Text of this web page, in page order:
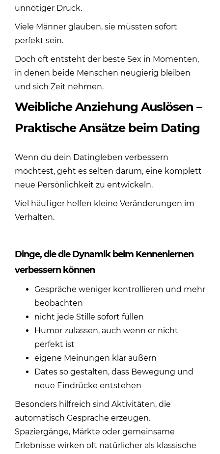
unnötiger Druck.
Viele Männer glauben, sie müssten sofort
perfekt sein.
Doch oft entsteht der beste Sex in Momenten,
in denen beide Menschen neugierig bleiben
und sich Zeit nehmen.
Weibliche Anziehung Auslösen –
Praktische Ansätze beim Dating
Wenn du dein Datingleben verbessern
möchtest, geht es selten darum, eine komplett
neue Persönlichkeit zu entwickeln.
Viel häufiger helfen kleine Veränderungen im
Verhalten.
Dinge, die die Dynamik beim Kennenlernen
verbessern können
Gespräche weniger kontrollieren und mehr
beobachten
nicht jede Stille sofort füllen
Humor zulassen, auch wenn er nicht
perfekt ist
eigene Meinungen klar äußern
Dates so gestalten, dass Bewegung und
neue Eindrücke entstehen
Besonders hilfreich sind Aktivitäten, die
automatisch Gespräche erzeugen.
Spaziergänge, Märkte oder gemeinsame
Erlebnisse wirken oft natürlicher als klassische